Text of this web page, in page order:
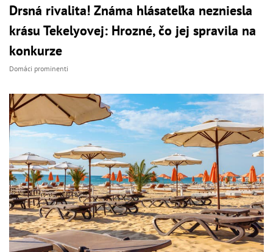
Drsná rivalita! Známa hlásateľka nezniesla
krásu Tekelyovej: Hrozné, čo jej spravila na
konkurze
Domáci prominenti